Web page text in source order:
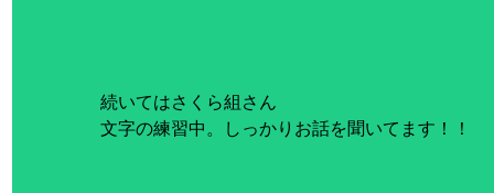
続いてはさくら組さん
文字の練習中。しっかりお話を聞いてます！！